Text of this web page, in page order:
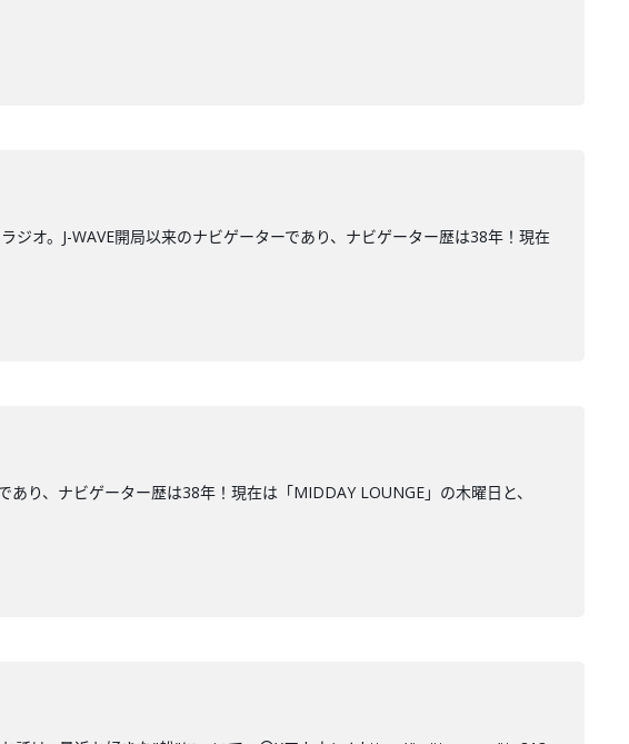
オ。J-WAVE開局以来のナビゲーターであり、ナビゲーター歴は38年！現在
り、ナビゲーター歴は38年！現在は「MIDDAY LOUNGE」の木曜日と、